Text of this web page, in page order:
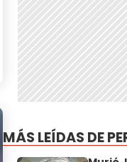
MÁS LEÍDAS DE